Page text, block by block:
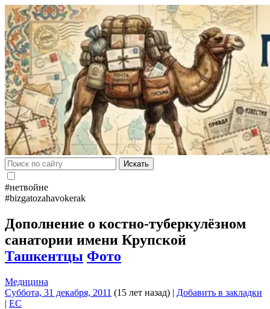
Искать
#нетвойне
#bizgatozahavokerak
Дополнение о костно-туберкулёзном
санатории имени Крупской
Ташкентцы Фото
Медицина
Суббота, 31 декабря, 2011 (15 лет назад) | Добавить в закладки
| EC